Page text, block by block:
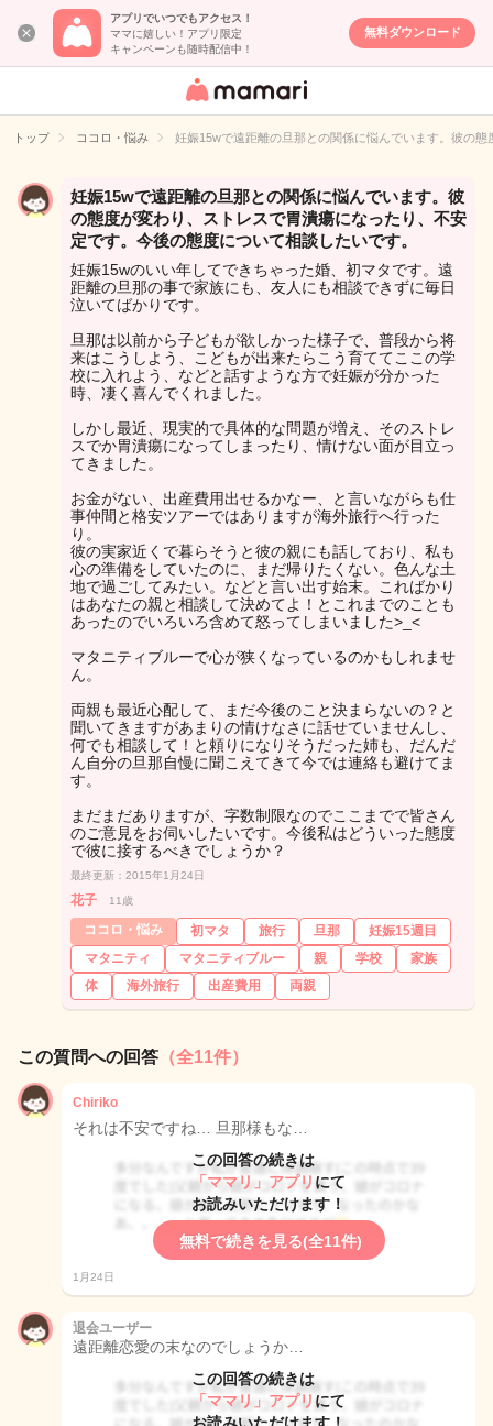
アプリでいつでもアクセス！
ママに嬉しい！アプリ限定
キャンペーンも随時配信中！
無料ダウンロード
女性専用匿名QA
イト
トップ ココロ・悩み 妊娠15wで遠距離の旦那との関係に悩んでいます。彼の
妊娠15wで遠距離の旦那との関係に悩んでいます。彼
の態度が変わり、ストレスで胃潰瘍になったり、不安
定です。今後の態度について相談したいです。
妊娠15wのいい年してできちゃった婚、初マタです。遠
距離の旦那の事で家族にも、友人にも相談できずに毎日
泣いてばかりです。
旦那は以前から子どもが欲しかった様子で、普段から将
来はこうしよう、こどもが出来たらこう育ててここの学
校に入れよう、などと話すような方で妊娠が分かった
時、凄く喜んでくれました。
しかし最近、現実的で具体的な問題が増え、そのストレ
スでか胃潰瘍になってしまったり、情けない面が目立っ
てきました。
お金がない、出産費用出せるかなー、と言いながらも仕
事仲間と格安ツアーではありますが海外旅行へ行った
り。
彼の実家近くで暮らそうと彼の親にも話しており、私も
心の準備をしていたのに、まだ帰りたくない。色んな土
地で過ごしてみたい。などと言い出す始末。こればかり
はあなたの親と相談して決めてよ！とこれまでのことも
あったのでいろいろ含めて怒ってしまいました>_<
マタニティブルーで心が狭くなっているのかもしれませ
ん。
両親も最近心配して、まだ今後のこと決まらないの？と
聞いてきますがあまりの情けなさに話せていませんし、
何でも相談して！と頼りになりそうだった姉も、だんだ
ん自分の旦那自慢に聞こえてきて今では連絡も避けてま
す。
まだまだありますが、字数制限なのでここまでで皆さん
のご意見をお伺いしたいです。今後私はどういった態度
で彼に接するべきでしょうか？
最終更新：2015年1月24日
花子 11歳
ココロ・悩み 初マタ 旅行 旦那
妊娠15週目
マタニティ
マタニティブルー 親 学校
家族
体
海外旅行 出産費用 両親
この質問への回答 （全11件）
Chiriko
それは不安ですね… 旦那様もな…
この回答の続きは
「ママリ」アプリ にて
お読みいただけます！
無料で続きを見る(全11件)
1月24日
退会ユーザー
遠距離恋愛の末なのでしょうか…
この回答の続きは
「ママリ」アプリ にて